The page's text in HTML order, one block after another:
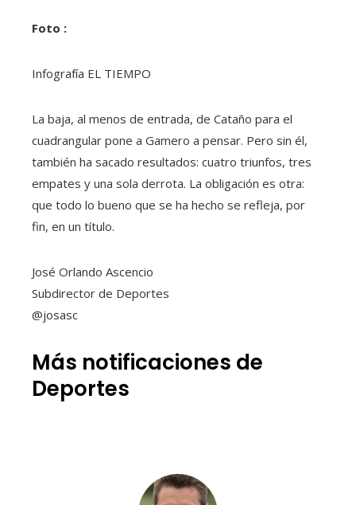
Foto :
Infografía EL TIEMPO
La baja, al menos de entrada, de Cataño para el
cuadrangular pone a Gamero a pensar. Pero sin él,
también ha sacado resultados: cuatro triunfos, tres
empates y una sola derrota. La obligación es otra:
que todo lo bueno que se ha hecho se refleja, por
fin, en un título.
José Orlando Ascencio
Subdirector de Deportes
@josasc
Más notificaciones de
Deportes